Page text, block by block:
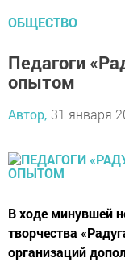
ОБЩЕСТВО
Педагоги
опытом
Автор, 31 января
В ходе минувшей
творчества
организаций